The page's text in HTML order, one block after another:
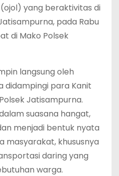
yang beraktivitas di
pada Rabu
di Mako Polsek
langsung oleh
didampingi para Kanit
Jatisampurna.
suasana hangat,
menjadi bentuk nyata
masyarakat, khususnya
daring yang
warga.